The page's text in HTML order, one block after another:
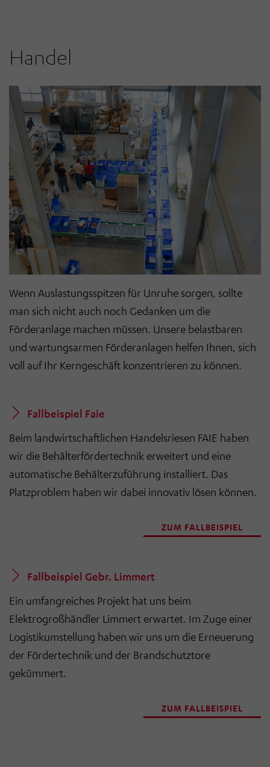
Handel
Wenn Auslastungsspitzen für Unruhe sorgen, sollte
man sich nicht auch noch Gedanken um die
Förderanlage machen müssen. Unsere belastbaren
und wartungsarmen Förderanlagen helfen Ihnen, sich
voll auf Ihr Kerngeschäft konzentrieren zu können.
Fallbeispiel Faie
Beim landwirtschaftlichen Handelsriesen FAIE haben
wir die Behälterfördertechnik erweitert und eine
automatische Behälterzuführung installiert. Das
Platzproblem haben wir dabei innovativ lösen können.
ZUM FALLBEISPIEL
Fallbeispiel Gebr. Limmert
Ein umfangreiches Projekt hat uns beim
Elektrogroßhändler Limmert erwartet. Im Zuge einer
Logistikumstellung haben wir uns um die Erneuerung
der Fördertechnik und der Brandschutztore
gekümmert.
ZUM FALLBEISPIEL